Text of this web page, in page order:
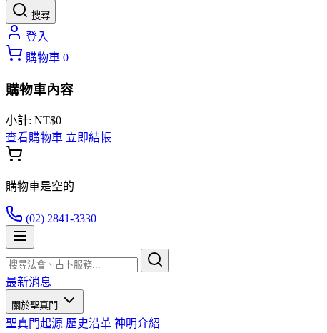
搜尋
登入
購物車 0
購物車內容
小計: NT$0
查看購物車 立即結帳
購物車是空的
(02) 2841-3330
最新消息
關於聖真門
聖真門起源 歷史沿革 神明介紹